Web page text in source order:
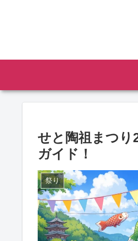
せと陶祖まつり
ガイド！
祭り